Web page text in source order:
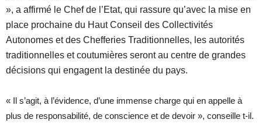
», a affirmé le Chef de l’Etat, qui rassure qu’avec la mise en
place prochaine du Haut Conseil des Collectivités
Autonomes et des Chefferies Traditionnelles, les autorités
traditionnelles et coutumières seront au centre de grandes
décisions qui engagent la destinée du pays.
« Il s’agit, à l’évidence, d’une immense charge qui en appelle à
plus de responsabilité, de conscience et de devoir », conseille t-il.